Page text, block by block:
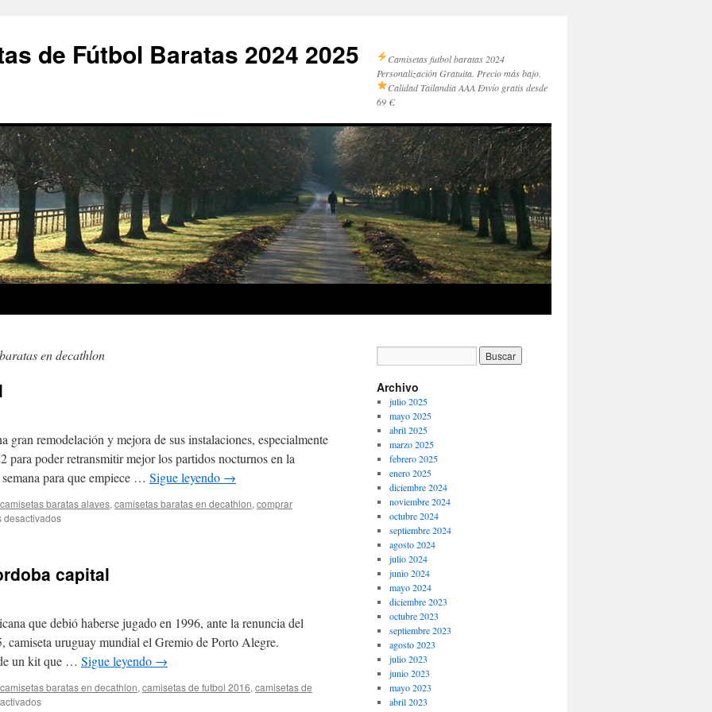
de Fútbol Baratas 2024 2025
Camisetas futbol baratas 2024
Personalización Gratuita. Precio más bajo.
Calidad Tailandia AAA Envío gratis desde
69 €.
en decathlon
gran remodelación y mejora de sus instalaciones, especialmente
para poder retransmitir mejor los partidos nocturnos en la
para que empiece … Sigue leyendo →
camisetas baratas alaves, camisetas baratas en decathlon, comprar
desactivadosen
capital
que debió haberse jugado en 1996, ante la renuncia del
camiseta uruguay mundial el Gremio de Porto Alegre.
un kit que … Sigue leyendo →
camisetas baratas en decathlon, camisetas de futbol 2016, camisetas de
en
Archivo
julio 2025
mayo 2025
abril 2025
marzo 2025
febrero 2025
enero 2025
diciembre 2024
noviembre 2024
octubre 2024
septiembre 2024
agosto 2024
julio 2024
junio 2024
mayo 2024
diciembre 2023
octubre 2023
septiembre 2023
agosto 2023
julio 2023
junio 2023
mayo 2023
abril 2023